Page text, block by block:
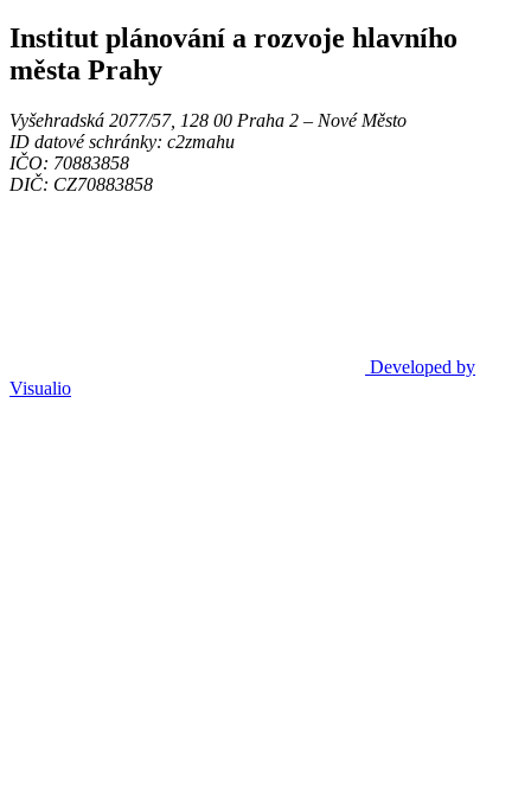
Institut plánování a rozvoje hlavního
města Prahy
Vyšehradská 2077/57, 128 00 Praha 2 ‒ Nové Město
ID datové schránky: c2zmahu
IČO: 70883858
DIČ: CZ70883858
Developed by
Visualio